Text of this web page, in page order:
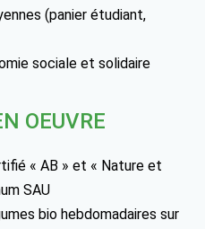
(panier étudiant,
sociale et solidaire
OEUVRE
« AB » et « Nature et
SAU
bio hebdomadaires sur